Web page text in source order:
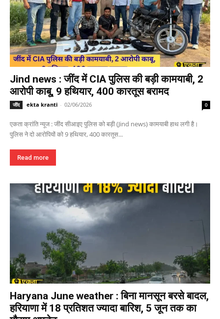
Jind news : जींद में CIA पुलिस की बड़ी कामयाबी, 2
आरोपी काबू, 9 हथियार, 400 कारतूस बरामद
जींद ekta kranti - 02/06/2026 0
एकता क्रांति न्यूज : जींद सीआइए पुलिस को बड़ी (Jind news) कामयाबी हाथ लगी है।
पुलिस ने दो आरोपियों को 9 हथियार, 400 कारतूस...
Read more
Haryana June weather : बिना मानसून बरसे बादल,
हरियाणा में 18 प्रतिशत ज्यादा बारिश, 5 जून तक का